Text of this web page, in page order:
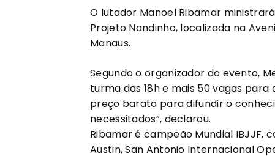
O lutador Manoel Ribamar
Projeto Nandinho, localizada na
Manaus.
Segundo o organizador do evento,
turma das 18h e mais 50 vagas
preço barato para difundir o
necessitados”, declarou.
Ribamar é campeão Mundial IBJJF,
Austin, San Antonio Internacional